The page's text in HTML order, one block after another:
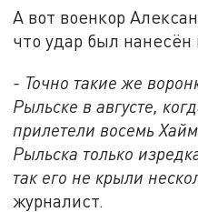
А вот военкор
что удар был нанесён
- Точно такие же
Рыльске в августе,
прилетели восемь
Рыльска только
так его не крыли
журналист.